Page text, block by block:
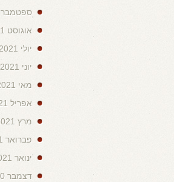
ספטמבר 2021
אוגוסט 2021
יולי 2021
יוני 2021
מאי 2021
אפריל 2021
מרץ 2021
פברואר 2021
ינואר 2021
דצמבר 2020